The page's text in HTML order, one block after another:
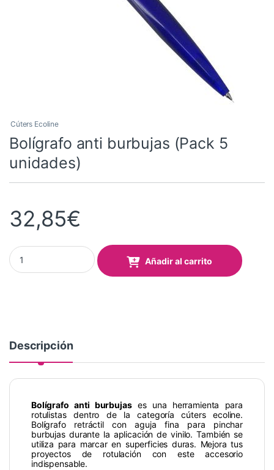
Cúters Ecoline
Bolígrafo anti burbujas (Pack 5
unidades)
32,85€
Bolígrafo anti burbujas (Pack 5 unidades) quantity
Añadir al carrito
Descripción
Bolígrafo anti burbujases una herramienta para
rotulistas dentro de la categoría cúters ecoline.
Bolígrafo retráctil con aguja fina para pinchar
burbujas durante la aplicación de vinilo. También se
utiliza para marcar en superficies duras. Mejora tus
proyectos de rotulación con este accesorio
indispensable.